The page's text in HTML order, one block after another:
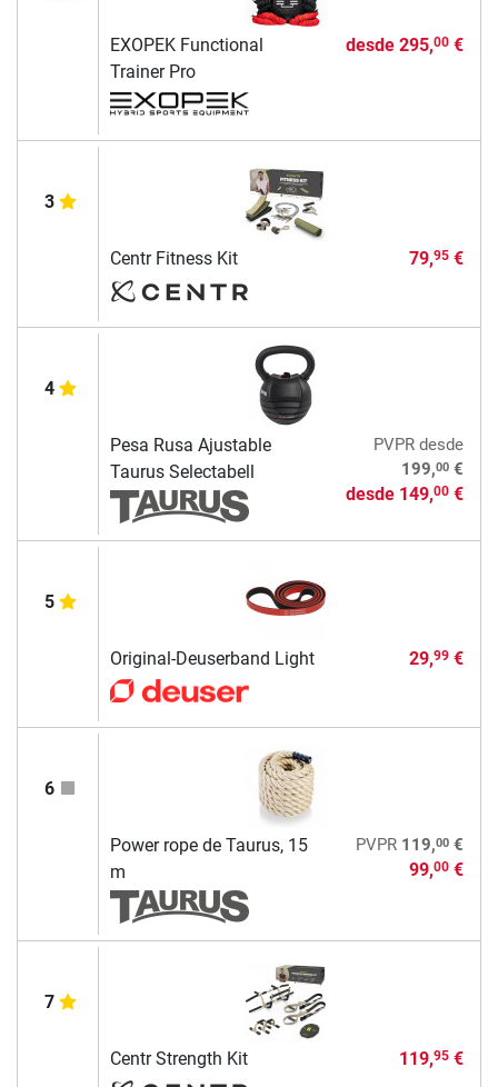
EXOPEK Functional
Trainer Pro
desde 295,00€
3
Centr Fitness Kit 79,95€
4
Pesa Rusa Ajustable
Taurus Selectabell
PVPRdesde
199,00€
desde 149,00€
5
Original-Deuserband Light 29,99€
6
Power rope de Taurus, 15
m
PVPR 119,00€
99,00€
7
Centr Strength Kit 119,95€